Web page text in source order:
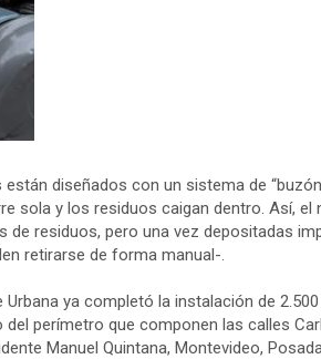
diseñados con un sistema de
sola y los residuos caigan dentro. Así, el
residuos, pero una vez depositadas
retirarse de forma manual-.
ya completó la instalación de
perímetro que componen las calles
Manuel Quintana, Montevideo,